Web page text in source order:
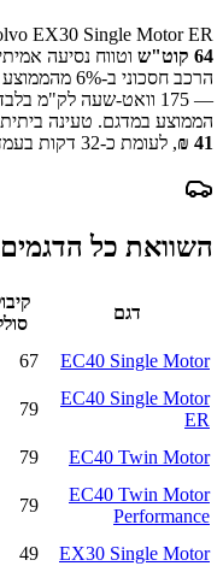
EX30 Single Motor ER
64 קוט"ש וטווח נסיעה
הרכב חסכוני ב-
6
%
—
175 וואט-שעה לק"מ
הממוצע במדגם. טעינה
41
₪, לעומת כ-32 דקות
השוואת כל
דגם
EC40 Single Motor
67
EC40 Single Motor
ER
79
EC40 Twin Motor
79
EC40 Twin Motor
Performance
79
EX30 Single Motor
49